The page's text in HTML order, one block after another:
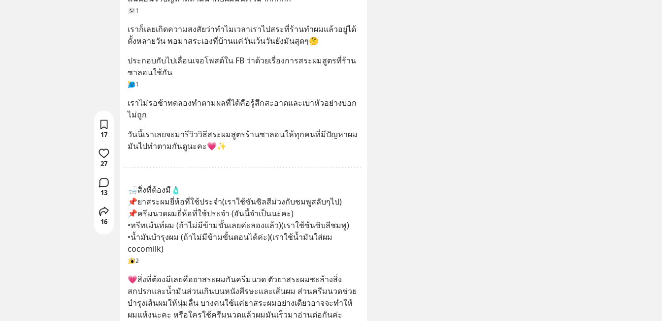
1
เราก็เลยเกิดความสงสัยว่าทำไมเวลาเราไปสระที่ร้านทำผมแล้วอยู่ได้
ตั้งหลายวัน พอมาสระเองที่บ้านแค่วันเว้นวันยังมันสุดๆ🤔
ประกอบกับไปเลื่อนเจอโพสต์ใน FB ว่าด้วยเรื่องการสระผมสูตรที่ร้าน
ซาลอนใช้กัน
1
เราไม่รอช้าทดลองทำตามผลที่ได้คือรู้สึกสะอาดและเบาหัวอย่างบอก
ไม่ถูก
วันนี้เราเลยจะมารีวิววิธีสระผมสูตรร้านซาลอนให้ทุกคนที่มีปัญหาผม
มันไปทำตามกันดูนะคะ💗✨
🛁สิ่งที่ต้องมี🧴
📌ยาสระผมยี่ห้อที่ใช้ประจำ(เราใช้ซันซิลสีม่วงกับชมพูสลับๆไป)
📌ครีมนวดผมยี่ห้อที่ใช้ประจำ (อันนี้จำเป็นนะคะ)
•ทรีทเม้นท์ผม (ถ้าไม่มีข้ามขั้นเลยค่ะลองแล้ว)(เราใช้ซ้นซิบสีชมพู)
•น้ำมันบำรุงผม (ถ้าไม่มีข้ามขั้นตอนได้ค่ะ)(เราใช้น้ำมันใส่ผม
cocomilk)
2
💗สิ่งที่ต้องมีเลยคือยาสระผมกันครีมนวด ตัวยาสระผมชะล้างสิ่ง
สกปรกและน้ำมันส่วนเกินบนหนังศีรษะและเส้นผม ส่วนครีมนวดช่วย
บำรุงเส้นผมให้นุ่มลื่น บางคนใช้แค่ยาสระผมอย่างเดียวอาจจะทำให้
ผมแห้งนะคะ หรือใครใช้ครีมนวดแล้วผมมันเร็วมาอ่านต่อกันค่ะ
17
27
13
16